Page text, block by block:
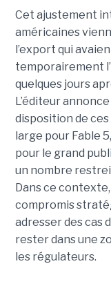
Cet ajustement
américaines
l’export qui
temporairement
quelques jours
L’éditeur
disposition de
large pour Fable
pour le grand
un nombre
Dans ce
compromis
adresser des cas
rester dans une
les régulateurs.